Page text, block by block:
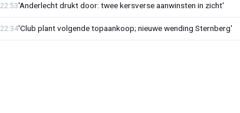
'Anderlecht drukt door: twee kersverse aanwinsten in zicht'
22:53
'Club plant volgende topaankoop; nieuwe wending Sternberg'
22:34